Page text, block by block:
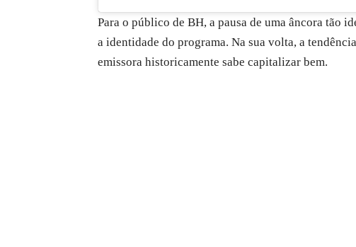
Para o público de BH, a pausa de uma âncora tão
a identidade do programa. Na sua volta, a
emissora historicamente sabe capitalizar bem.